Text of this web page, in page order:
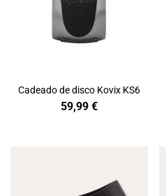
Cadeado de disco Kovix KS6
59,99 €